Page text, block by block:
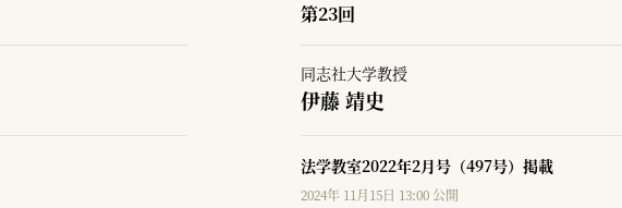
第23回
同志社大学教授
伊藤 靖史
法学教室2022年2月号（497号）掲載
2024年 11月15日 13:00 公開